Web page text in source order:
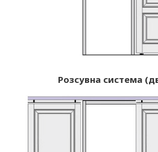
Розсувна система